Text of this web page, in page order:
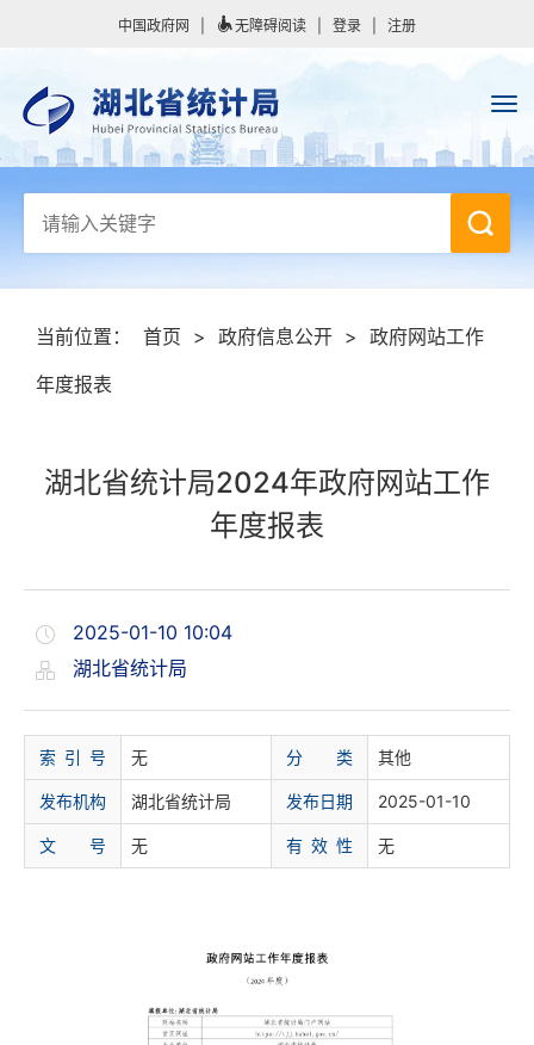
中国政府网 无障碍阅读 登录 注册
当前位置： 首页 > 政府信息公开 > 政府网站工作
年度报表
湖北省统计局2024年政府网站工作
年度报表
2025-01-10 10:04
湖北省统计局
索 引 号 无 分 类 其他
发布机构 湖北省统计局 发布日期 2025-01-10
文 号 无 有 效 性 无